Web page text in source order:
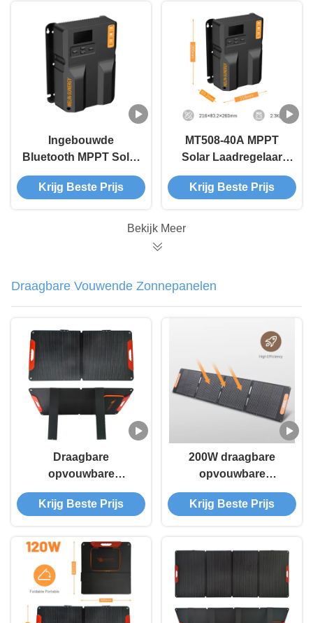
Automatische
Systemen
Ingebouwde
Bluetooth MPPT Solar
Laadregelaar met
520W/12V 1040W/24V
Ingangsvermogen en
Krijg Beste Prijs
MT508-40A MPPT
Solar Laadregelaar
met 99,9% Tracking
Efficiëntie en
Krijg Beste Prijs
Bekijk Meer
Draagbare Vouwende Zonnepanelen
Draagbare
opvouwbare
zonnepaneeloplader
Krijg Beste Prijs
200W draagbare
opvouwbare
zonnepanelen voor
kamperen
Krijg Beste Prijs